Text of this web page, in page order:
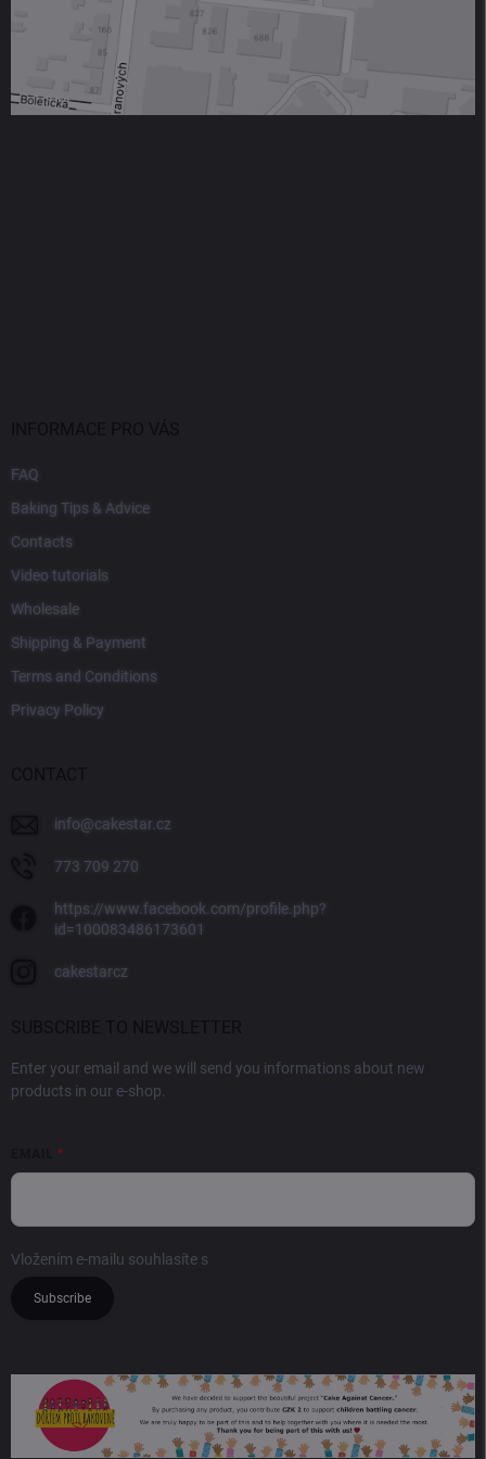
FAQ
Baking Tips & Advice
Contacts
Video tutorials
Wholesale
Shipping & Payment
Terms and Conditions
Privacy Policy
info@cakestar.cz
773 709 270
https://www.facebook.com/profile.php?
id=100083486173601
cakestarcz
Enter your email and we will send you informations about new
products in our e-shop.
Vložením e-mailu souhlasíte s
Subscribe